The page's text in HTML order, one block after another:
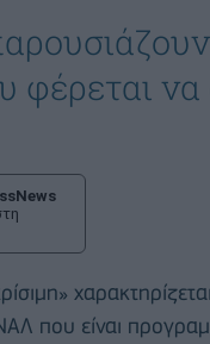
φέρεται να
που είναι